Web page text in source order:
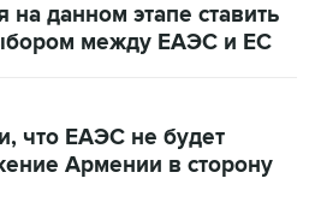
данном этапе ставить
между ЕАЭС и ЕС
что ЕАЭС не будет
Армении в сторону